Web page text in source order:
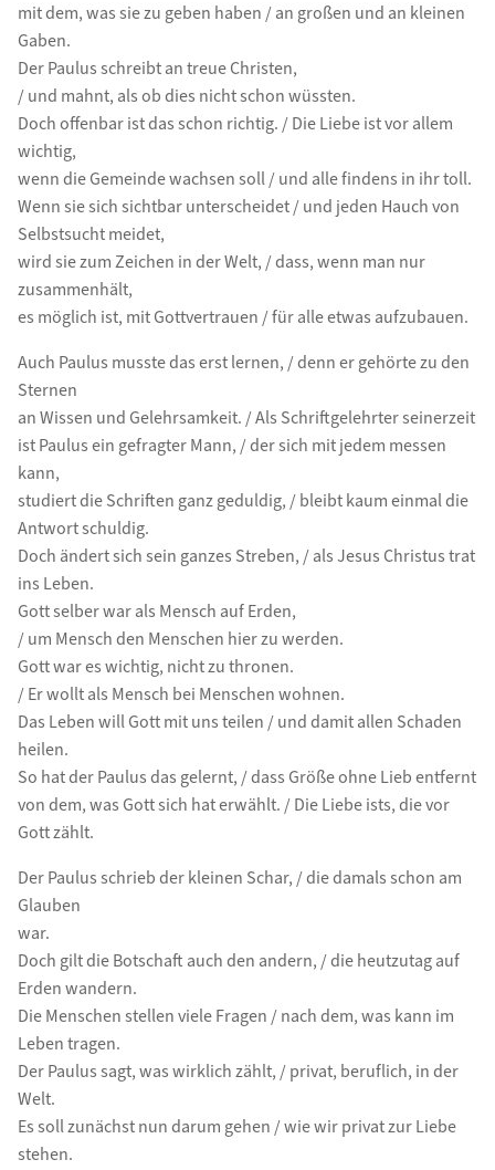
mit dem, was sie zu geben haben / an großen und an kleinen
Gaben.
Der Paulus schreibt an treue Christen,
/ und mahnt, als ob dies nicht schon wüssten.
Doch offenbar ist das schon richtig. / Die Liebe ist vor allem
wichtig,
wenn die Gemeinde wachsen soll / und alle findens in ihr toll.
Wenn sie sich sichtbar unterscheidet / und jeden Hauch von
Selbstsucht meidet,
wird sie zum Zeichen in der Welt, / dass, wenn man nur
zusammenhält,
es möglich ist, mit Gottvertrauen / für alle etwas aufzubauen.
Auch Paulus musste das erst lernen, / denn er gehörte zu den
Sternen
an Wissen und Gelehrsamkeit. / Als Schriftgelehrter seinerzeit
ist Paulus ein gefragter Mann, / der sich mit jedem messen
kann,
studiert die Schriften ganz geduldig, / bleibt kaum einmal die
Antwort schuldig.
Doch ändert sich sein ganzes Streben, / als Jesus Christus trat
ins Leben.
Gott selber war als Mensch auf Erden,
/ um Mensch den Menschen hier zu werden.
Gott war es wichtig, nicht zu thronen.
/ Er wollt als Mensch bei Menschen wohnen.
Das Leben will Gott mit uns teilen / und damit allen Schaden
heilen.
So hat der Paulus das gelernt, / dass Größe ohne Lieb entfernt
von dem, was Gott sich hat erwählt. / Die Liebe ists, die vor
Gott zählt.
Der Paulus schrieb der kleinen Schar, / die damals schon am
Glauben
war.
Doch gilt die Botschaft auch den andern, / die heutzutag auf
Erden wandern.
Die Menschen stellen viele Fragen / nach dem, was kann im
Leben tragen.
Der Paulus sagt, was wirklich zählt, / privat, beruflich, in der
Welt.
Es soll zunächst nun darum gehen / wie wir privat zur Liebe
stehen.